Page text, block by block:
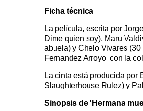
Ficha técnica
La película, escrita por
Dime quien soy), Maru
abuela) y Chelo Vivares
Fernandez Arroyo, con la
La cinta está producida por
Slaughterhouse Rulez) y
Sinopsis de 'Hermana